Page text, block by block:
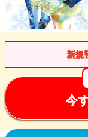
新規
今